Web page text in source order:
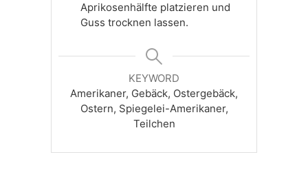
Aprikosenhälfte platzieren und
Guss trocknen lassen.
KEYWORD
Amerikaner, Gebäck, Ostergebäck,
Ostern, Spiegelei-Amerikaner,
Teilchen